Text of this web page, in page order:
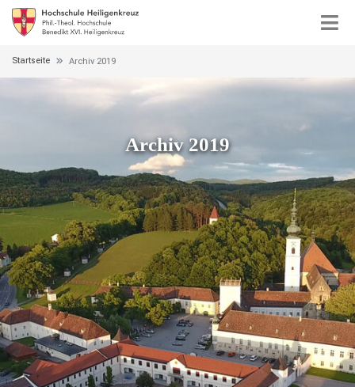
Startseite Archiv 2019
Archiv 2019